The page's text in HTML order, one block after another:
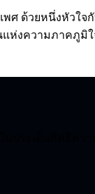
ศ ด้วยหนึ่งหัวใจ
ห่งความภาคภูมิใ